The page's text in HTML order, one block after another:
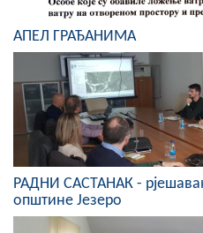
Активности
Јавни позиви
Обавјештења
Заштита од пожара
COVID 19
Геоистраживања
АПЕЛ ГРАЂАНИМА
РАДНИ САСТАНАК -
општине Језеро